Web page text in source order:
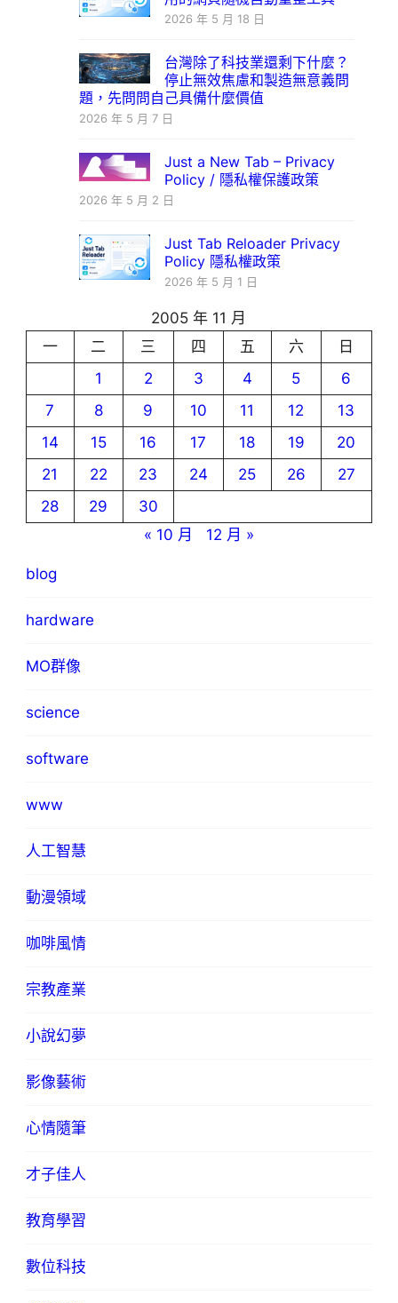
2026 年 5 月 18 日
台灣除了科技業還剩下什麼？
停止無效焦慮和製造無意義問
題，先問問自己具備什麼價值
2026 年 5 月 7 日
Just a New Tab – Privacy
Policy / 隱私權保護政策
2026 年 5 月 2 日
Just Tab Reloader Privacy
Policy 隱私權政策
2026 年 5 月 1 日
2005 年 11 月
一
二 三 四 五 六
日
1
2 3 4 5
6
7
8 9 10 11 12
13
14
15 16 17 18 19
20
21
22 23 24 25 26
27
28
29
30
« 10 月
12 月 »
blog
hardware
MO群像
science
software
www
人工智慧
動漫領域
咖啡風情
宗教產業
小說幻夢
影像藝術
心情隨筆
才子佳人
教育學習
數位科技